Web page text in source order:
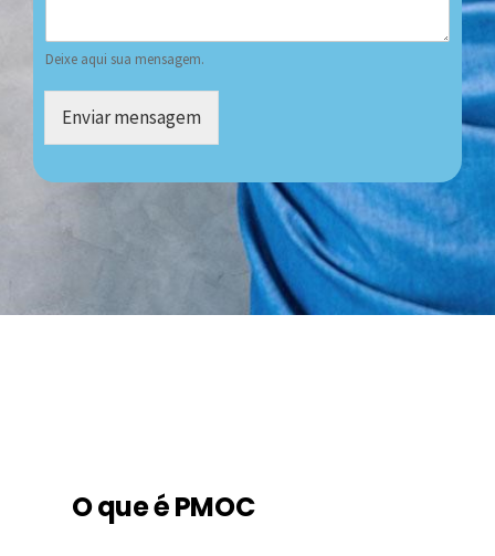
Deixe aqui sua mensagem.
Enviar mensagem
O que é PMOC